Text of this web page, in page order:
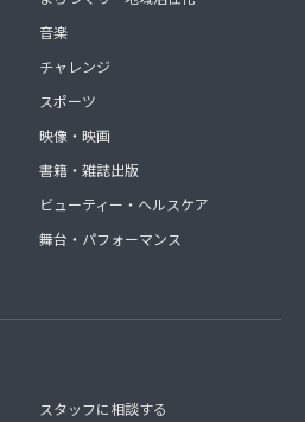
音楽
チャレンジ
スポーツ
映像・映画
書籍・雑誌出版
ビューティー・ヘルスケア
舞台・パフォーマンス
スタッフに相談する